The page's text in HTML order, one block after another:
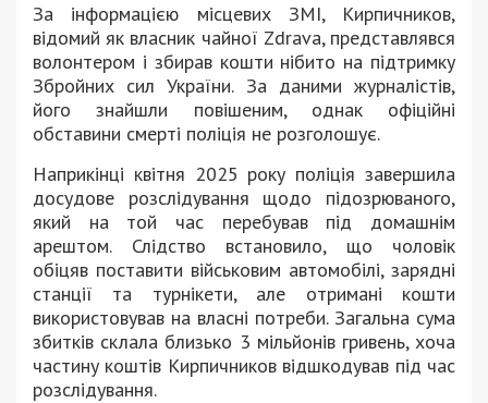
За інформацією місцевих ЗМІ, Кирпичников,
відомий як власник чайної Zdrava, представлявся
волонтером і збирав кошти нібито на підтримку
Збройних сил України. За даними журналістів,
його знайшли повішеним, однак офіційні
обставини смерті поліція не розголошує.
Наприкінці квітня 2025 року поліція завершила
досудове розслідування щодо підозрюваного,
який на той час перебував під домашнім
арештом. Слідство встановило, що чоловік
обіцяв поставити військовим автомобілі, зарядні
станції та турнікети, але отримані кошти
використовував на власні потреби. Загальна сума
збитків склала близько 3 мільйонів гривень, хоча
частину коштів Кирпичников відшкодував під час
розслідування.